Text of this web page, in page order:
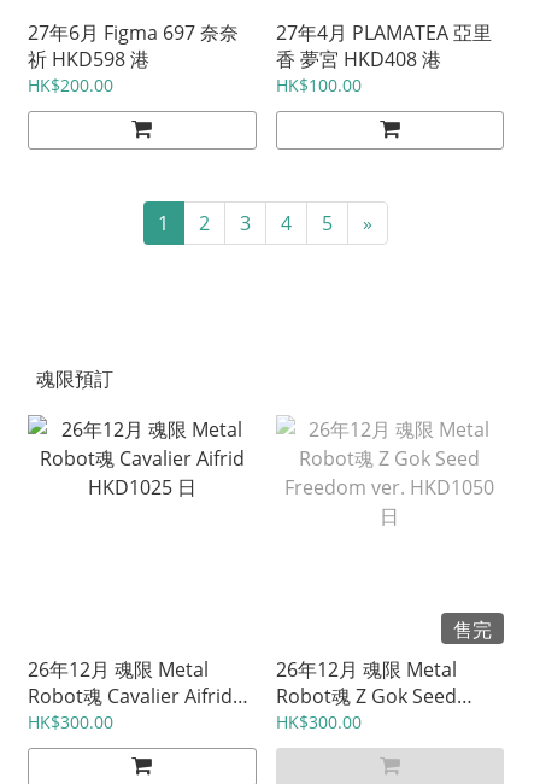
27年6月 Figma 697 奈奈
祈 HKD598 港
HK$200.00
27年4月 PLAMATEA 亞里
香 夢宮 HKD408 港
HK$100.00
1 2 3 4 5 »
魂限預訂
26年12月 魂限 Metal
Robot魂 Cavalier Aifrid
HKD1025 日
HK$300.00
售完
26年12月 魂限 Metal
Robot魂 Z Gok Seed
Freedom ver. HKD1050
日
HK$300.00